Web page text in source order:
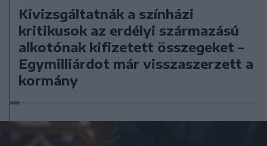
Kivizsgáltatnák a színházi
kritikusok az erdélyi származású
alkotónak kifizetett összegeket –
Egymilliárdot már visszaszerzett a
kormány